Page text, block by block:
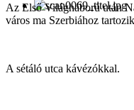
Az Első Világháború után
város ma Szerbiához
A sétáló utca kávézókkal.